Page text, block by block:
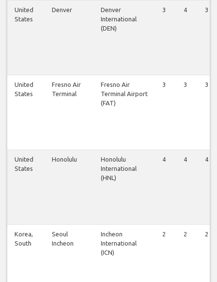
United
States
Denver
Denver
International
(DEN)
3 4 3
United
States
Fresno Air
Terminal
Fresno Air
Terminal Airport
(FAT)
3 3 3
United
States
Honolulu
Honolulu
International
(HNL)
4 4 4
Korea,
South
Seoul
Incheon
Incheon
International
(ICN)
2 2 2